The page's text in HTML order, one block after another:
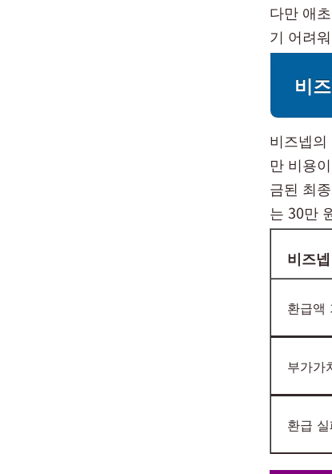
다만 애
기 어려
비
비즈넵
만 비용
금된 최
는 30만
비즈
환급액
부가가
환급